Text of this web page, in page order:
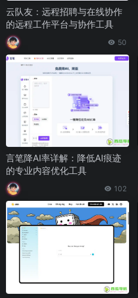
云队友：远程招聘与在线协作
的远程工作平台与协作工具
50
言笔降AI率详解：降低AI痕迹
的专业内容优化工具
102